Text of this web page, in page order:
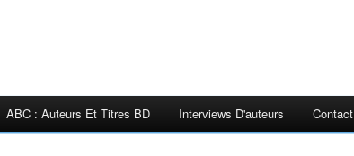
ABC : Auteurs Et Titres BD Interviews D'auteurs Contact